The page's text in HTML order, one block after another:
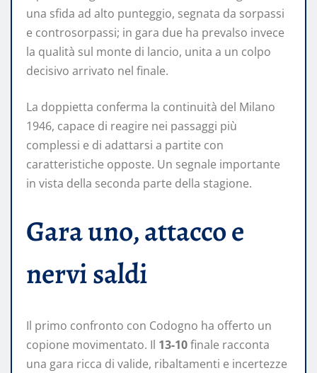
una sfida ad alto punteggio, segnata da sorpassi
e controsorpassi; in gara due ha prevalso invece
la qualità sul monte di lancio, unita a un colpo
decisivo arrivato nel finale.
La doppietta conferma la continuità del Milano
1946, capace di reagire nei passaggi più
complessi e di adattarsi a partite con
caratteristiche opposte. Un segnale importante
in vista della seconda parte della stagione.
Gara uno, attacco e
nervi saldi
Il primo confronto con Codogno ha offerto un
copione movimentato. Il 13-10finale racconta
una gara ricca di valide, ribaltamenti e incertezze